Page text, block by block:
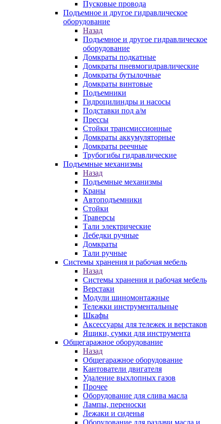
Пусковые провода
Подъемное и другое гидравлическое
оборудование
Назад
Подъемное и другое гидравлическое
оборудование
Домкраты подкатные
Домкраты пневмогидравлические
Домкраты бутылочные
Домкраты винтовые
Подъемники
Гидроцилиндры и насосы
Подставки под а/м
Прессы
Стойки трансмиссионные
Домкраты аккумуляторные
Домкраты реечные
Трубогибы гидравлические
Подъемные механизмы
Назад
Подъемные механизмы
Краны
Автоподъемники
Стойки
Траверсы
Тали электрические
Лебедки ручные
Домкраты
Тали ручные
Системы хранения и рабочая мебель
Назад
Системы хранения и рабочая мебель
Верстаки
Модули шиномонтажные
Тележки инструментальные
Шкафы
Аксессуары для тележек и верстаков
Ящики, сумки для инструмента
Общегаражное оборудование
Назад
Общегаражное оборудование
Кантователи двигателя
Удаление выхлопных газов
Прочее
Оборудование для слива масла
Лампы, переноски
Лежаки и сиденья
Оборудование для раздачи масла и